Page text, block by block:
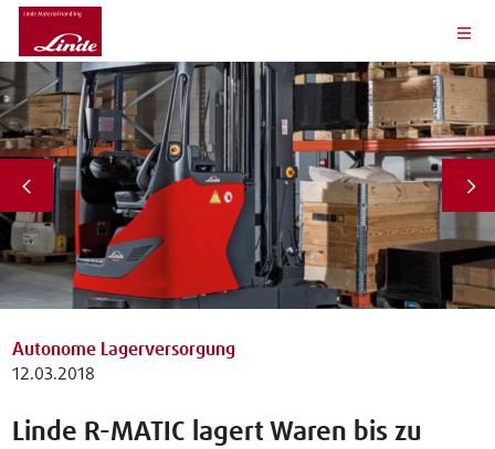
Autonome Lagerversorgung
12.03.2018
Linde R-MATIC lagert Waren bis zu